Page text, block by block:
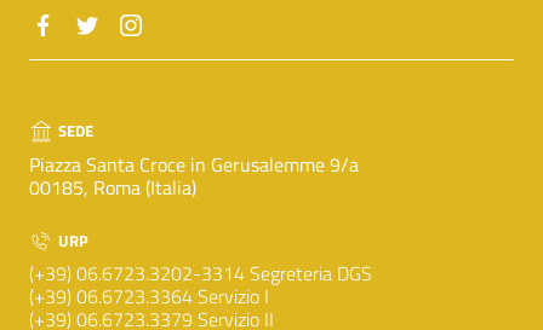
SEDE
Piazza Santa Croce in Gerusalemme 9/a
00185, Roma (Italia)
URP
(+39) 06.6723.3202-3314 Segreteria DGS
(+39) 06.6723.3364 Servizio I
(+39) 06.6723.3379 Servizio II